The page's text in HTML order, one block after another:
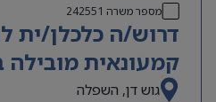
מספר משרה 242551
דרוש/ה כלכלן/ית
קמעונאית מובילה
גוש דן, השפלה